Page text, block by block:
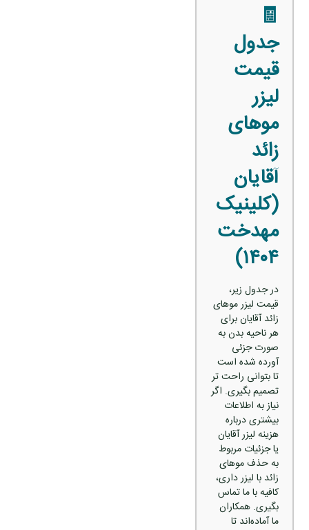
🧾
جدول
قیمت
لیزر
موهای
زائد
آقایان
(کلینیک
مهدخت
۱۴۰۴)
در جدول زیر،
قیمت لیزر موهای
زائد آقایان برای
هر ناحیه بدن به‌
صورت جزئی
آورده شده است
تا بتوانی راحت‌ تر
تصمیم بگیری. اگر
نیاز به اطلاعات
بیشتری درباره
هزینه لیزر آقایان
یا جزئیات مربوط
به حذف موهای
زائد با لیزر داری،
کافیه با ما تماس
بگیری. همکاران
ما آماده‌اند تا